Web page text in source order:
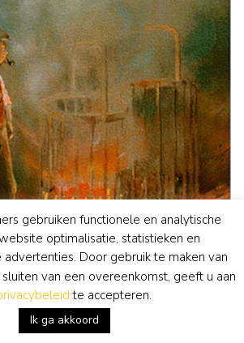
te koop
gebruiken functionele en analytische
optimalisatie, statistieken en
Door gebruik te maken van
van een overeenkomst, geeft u aan
te accepteren.
Ik ga akkoord